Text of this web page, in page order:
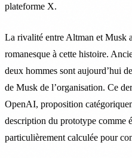
plateforme X.
La rivalité entre Altman et Musk
romanesque à cette histoire.
deux hommes sont aujourd’hui
de Musk de l’organisation. Ce
OpenAI, proposition
description du prototype comme
particulièrement calculée pour